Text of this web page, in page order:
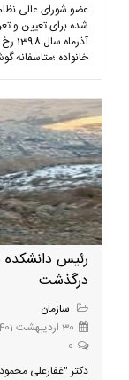
عضو شورای عالی
شده برای تعیین و
خانواده ؛متاسفانه
رئیس دانشکده
درگذشت
سازمان
30 اردیبهشت 1401
0
دکتر "غفارعلی